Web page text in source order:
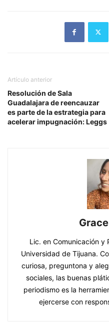
Artículo anterior
Resolución de Sala
Guadalajara de reencauzar
es parte de la estrategia para
acelerar impugnación: Leggs
Lic. en Comunicación y
Universidad de Tijuana.
curiosa, preguntona y
sociales, las buenas
periodismo es la
ejercerse con